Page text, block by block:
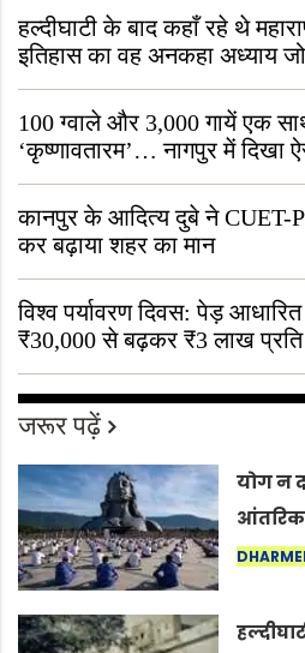
हल्दीघाटी के बाद कहाँ रहे थे
इतिहास का वह अनकहा अध्याय
जीवित है
100 ग्वाले और 3,000 गायें एक
‘कृष्णावतारम’… नागपुर में दिखा
“ऐसा तो सिर्फ़ कृष्ण ही कर सकते
कानपुर के आदित्य दुबे ने CUET-
कर बढ़ाया शहर का मान
विश्व पर्यावरण दिवस: पेड़
₹30,000 से बढ़कर ₹3 लाख
जरूर पढ़ें
योग न
आंतरिक